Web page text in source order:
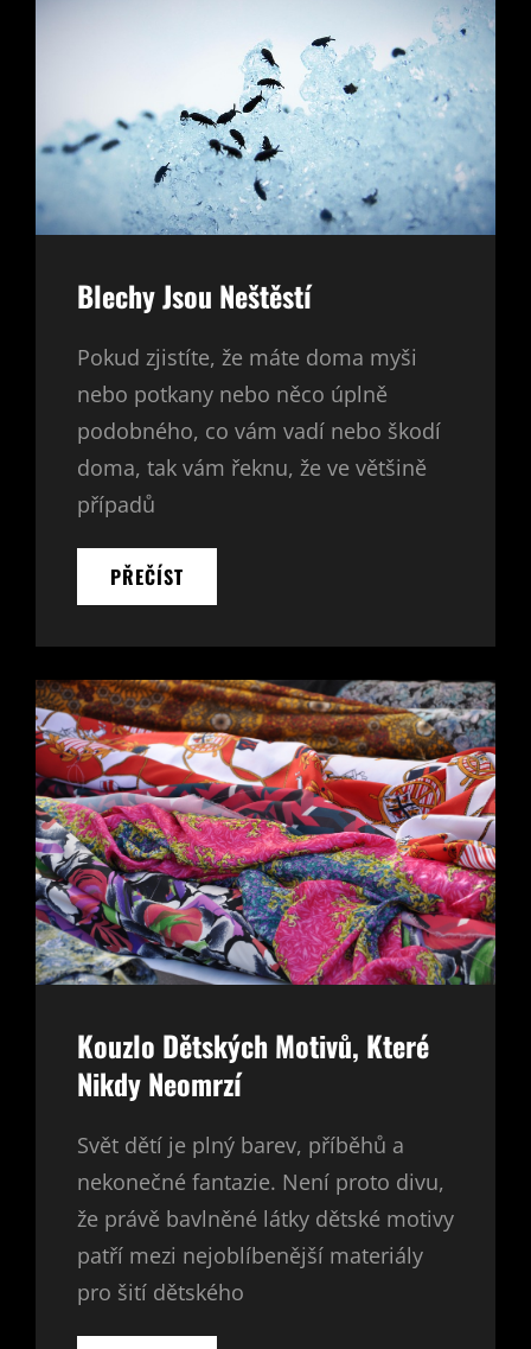
Blechy Jsou Neštěstí
Pokud zjistíte, že máte doma myši
nebo potkany nebo něco úplně
podobného, co vám vadí nebo škodí
doma, tak vám řeknu, že ve většině
případů
PŘEČÍST
JSOU
Kouzlo Dětských Motivů, Které
Nikdy Neomrzí
Svět dětí je plný barev, příběhů a
nekonečné fantazie. Není proto divu,
že právě bavlněné látky dětské motivy
patří mezi nejoblíbenější materiály
pro šití dětského